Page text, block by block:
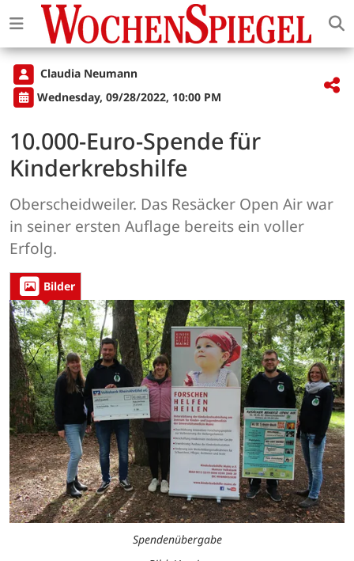
Claudia Neumann
Wednesday, 09/28/2022, 10:00 PM
10.000-Euro-Spende für
Kinderkrebshilfe
Oberscheidweiler. Das Resäcker Open Air war
in seiner ersten Auflage bereits ein voller
Erfolg.
Bilder
Spendenübergabe